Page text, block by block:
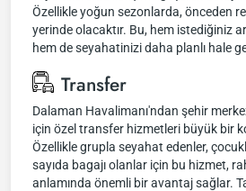
Özellikle yoğun sezonlarda, önceden
yerinde olacaktır. Bu, hem istediğiniz
hem de seyahatinizi daha planlı hale
Transfer
Dalaman Havalimanı'ndan şehir
için özel transfer hizmetleri büyük bir
Özellikle grupla seyahat edenler,
sayıda bagajı olanlar için bu hizmet,
anlamında önemli bir avantaj sağlar.